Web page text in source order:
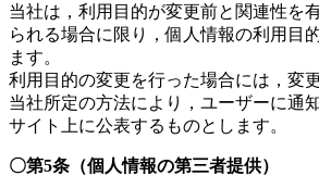
ル
当社は，利用目的が変更前と関連性を
られる場合に限り，個人情報の利用目
ます。
利用目的の変更を行った場合には，変
当社所定の方法により，ユーザーに通
サイト上に公表するものとします。
〇第5条（個人情報の第三者提供）